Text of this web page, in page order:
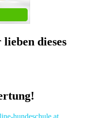
dieses